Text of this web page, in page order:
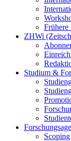
Frühere
ZHWi
Studium &